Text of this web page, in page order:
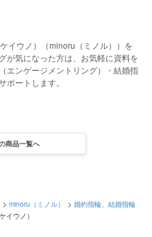
イウノ）（minoru（ミノル））を
が気になった方は、お気軽に資料を
エンゲージメントリング）・結婚指
ートします。
商品一覧へ
minoru（ミノル）
婚約指輪、結婚指輪
イウノ）